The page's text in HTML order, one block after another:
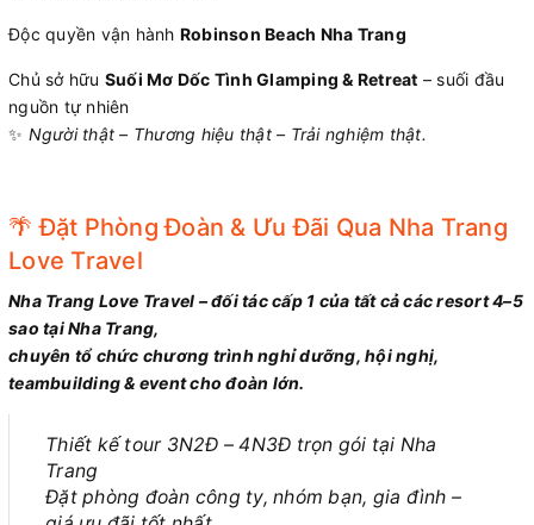
Độc quyền vận hành Robinson Beach Nha Trang
Chủ sở hữu Suối Mơ Dốc Tình Glamping & Retreat – suối đầu
nguồn tự nhiên
✨ Người thật – Thương hiệu thật – Trải nghiệm thật.
🌴 Đặt Phòng Đoàn & Ưu Đãi Qua Nha Trang
Love Travel
Nha Trang Love Travel – đối tác cấp 1 của tất cả các resort 4–5
sao tại Nha Trang,
chuyên tổ chức chương trình nghỉ dưỡng, hội nghị,
teambuilding & event cho đoàn lớn.
Thiết kế tour 3N2Đ – 4N3Đ trọn gói tại Nha
Trang
Đặt phòng đoàn công ty, nhóm bạn, gia đình –